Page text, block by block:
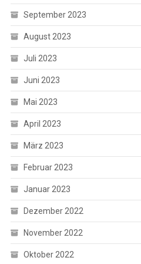
September 2023
August 2023
Juli 2023
Juni 2023
Mai 2023
April 2023
März 2023
Februar 2023
Januar 2023
Dezember 2022
November 2022
Oktober 2022